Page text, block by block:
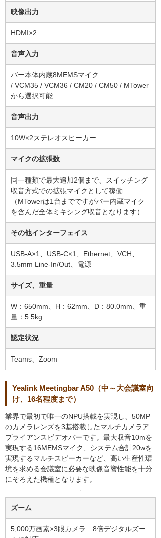
映像出力
HDMI×2
音声入力
バー本体内蔵8MEMSマイク
/ VCM35 / VCM36 / CM20 / CM50 / MTower
から選択可能
音声出力
10W×2ステレオスピーカー
マイクの拡張数
同一種類で最大追加2個まで、スイッチング
収音方式での拡張マイクとして稼働
（MTowerは1台までですがバー内蔵マイク
を含んだ全体ミキシング収音となります）
その他インターフェイス
USB-A×1、USB-C×1、Ethernet、VCH、
3.5mm Line-In/Out、電源
サイズ、重量
W：650mm、H：62mm、D：80.0mm、重
量：5.5kg
認定状況
Teams、Zoom
Yealink Meetingbar A50（中～大会議室向
け、16名程度まで）
業界で最初で唯一のNPU搭載を実現し、50MP
のカメラレンズを3基搭載したマルチカメラア
プライアンスビデオバーです。最大収音10mを
実現する16MEMSマイク、システム合計20wを
実現するマルチスピーカーなど、高い生産性環
境を求める会議室に必要な映像音響性能を十分
にそろえた機種となります。
ズーム
5,000万画素×3眼カメラ 8倍デジタルズー